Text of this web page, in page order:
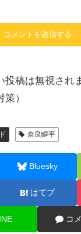
投稿は無視され
）
奈良瞬平
Bluesky
はてブ
コ